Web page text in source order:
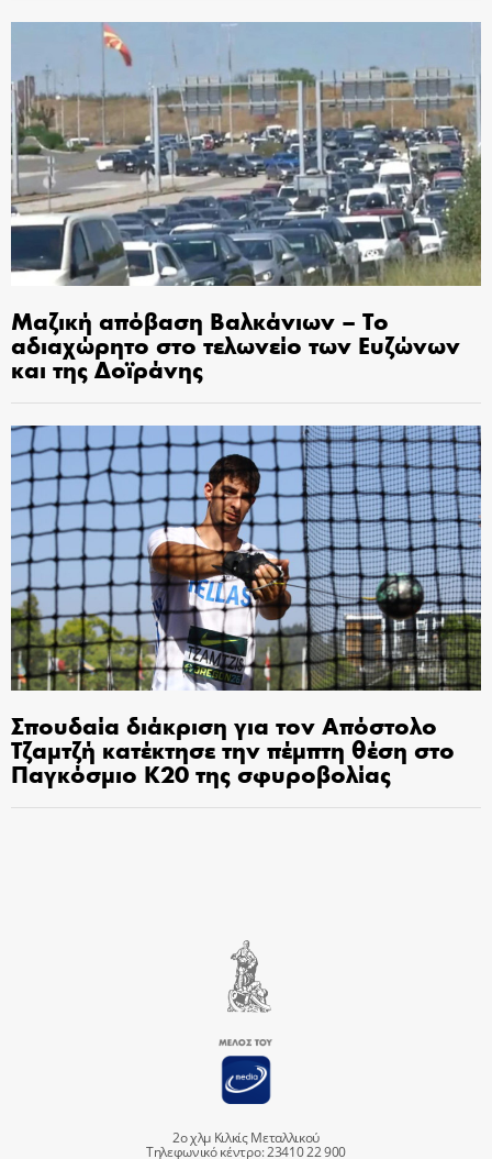
Μαζική απόβαση Βαλκάνιων – Το
αδιαχώρητο στο τελωνείο των Ευζώνων
και της Δοϊράνης
Σπουδαία διάκριση για τον Απόστολο
Τζαμτζή κατέκτησε την πέμπτη θέση στο
Παγκόσμιο Κ20 της σφυροβολίας
2ο χλμ Κιλκίς Μεταλλικού
Τηλεφωνικό κέντρο: 23410 22 900